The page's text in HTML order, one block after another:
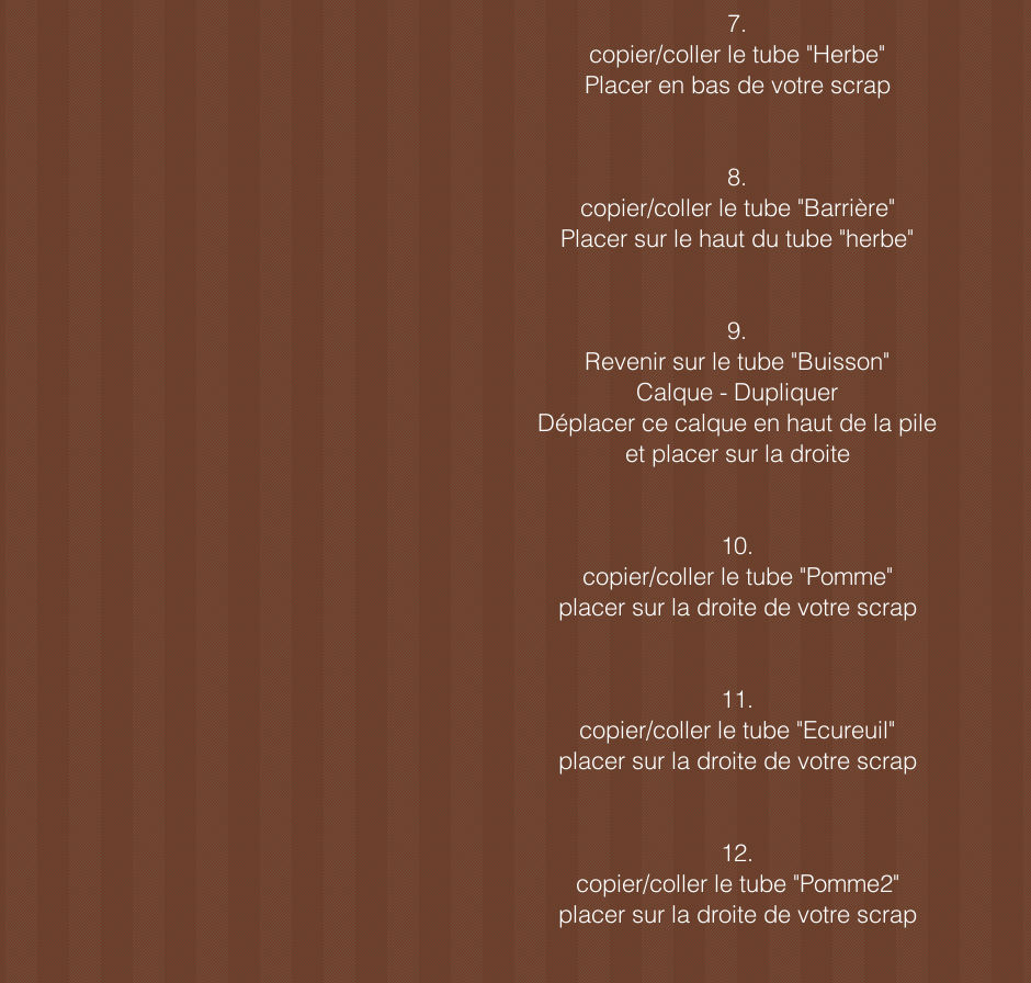
7.
copier/coller le tube "Herbe"
Placer en bas de votre scrap
8.
copier/coller le tube "Barrière"
Placer sur le haut du tube "herbe"
9.
Revenir sur le tube "Buisson"
Calque - Dupliquer
Déplacer ce calque en haut de la pile
et placer sur la droite
10.
copier/coller le tube "Pomme"
placer sur la droite de votre scrap
11.
copier/coller le tube "Ecureuil"
placer sur la droite de votre scrap
12.
copier/coller le tube "Pomme2"
placer sur la droite de votre scrap